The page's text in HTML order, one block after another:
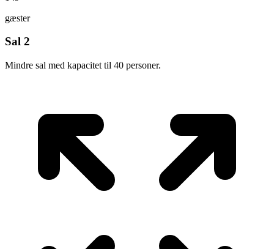
gæster
Sal 2
Mindre sal med kapacitet til 40 personer.